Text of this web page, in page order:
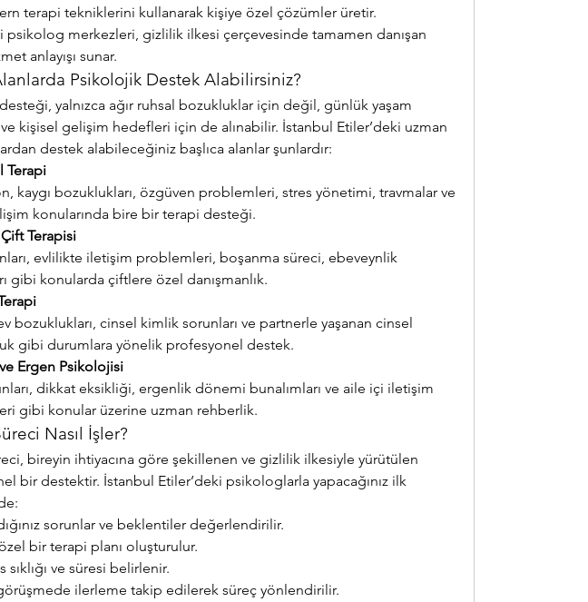
terapi tekniklerini kullanarak kişiye özel çözümler üretir.
psikolog merkezleri, gizlilik ilkesi çerçevesinde tamamen danışan
anlayışı sunar.
Psikolojik Destek Alabilirsiniz?
yalnızca ağır ruhsal bozukluklar için değil, günlük yaşam
ve kişisel gelişim hedefleri için de alınabilir. İstanbul Etiler’deki uzman
destek alabileceğiniz başlıca alanlar şunlardır:
Terapi
kaygı bozuklukları, özgüven problemleri, stres yönetimi, travmalar ve
konularında bire bir terapi desteği.
Terapisi
evlilikte iletişim problemleri, boşanma süreci, ebeveynlik
gibi konularda çiftlere özel danışmanlık.
bozuklukları, cinsel kimlik sorunları ve partnerle yaşanan cinsel
gibi durumlara yönelik profesyonel destek.
Ergen Psikolojisi
dikkat eksikliği, ergenlik dönemi bunalımları ve aile içi iletişim
gibi konular üzerine uzman rehberlik.
Nasıl İşler?
bireyin ihtiyacına göre şekillenen ve gizlilik ilkesiyle yürütülen
bir destektir. İstanbul Etiler’deki psikologlarla yapacağınız ilk
sorunlar ve beklentiler değerlendirilir.
bir terapi planı oluşturulur.
sıklığı ve süresi belirlenir.
ilerleme takip edilerek süreç yönlendirilir.